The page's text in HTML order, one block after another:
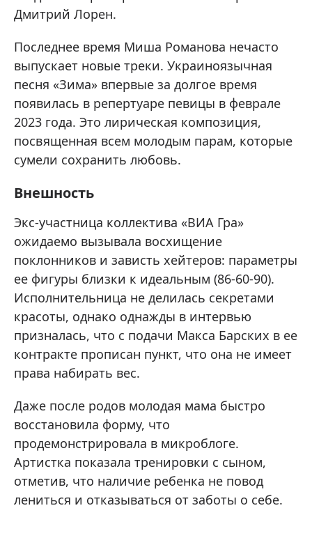
Дмитрий Лорен.
Последнее время Миша Романова нечасто
выпускает новые треки. Украиноязычная
песня «Зима» впервые за долгое время
появилась в репертуаре певицы в феврале
2023 года. Это лирическая композиция,
посвященная всем молодым парам, которые
сумели сохранить любовь.
Внешность
Экс-участница коллектива «ВИА Гра»
ожидаемо вызывала восхищение
поклонников и зависть хейтеров: параметры
ее фигуры близки к идеальным (86-60-90).
Исполнительница не делилась секретами
красоты, однако однажды в интервью
призналась, что с подачи Макса Барских в ее
контракте прописан пункт, что она не имеет
права набирать вес.
Даже после родов молодая мама быстро
восстановила форму, что
продемонстрировала в микроблоге.
Артистка показала тренировки с сыном,
отметив, что наличие ребенка не повод
лениться и отказываться от заботы о себе.